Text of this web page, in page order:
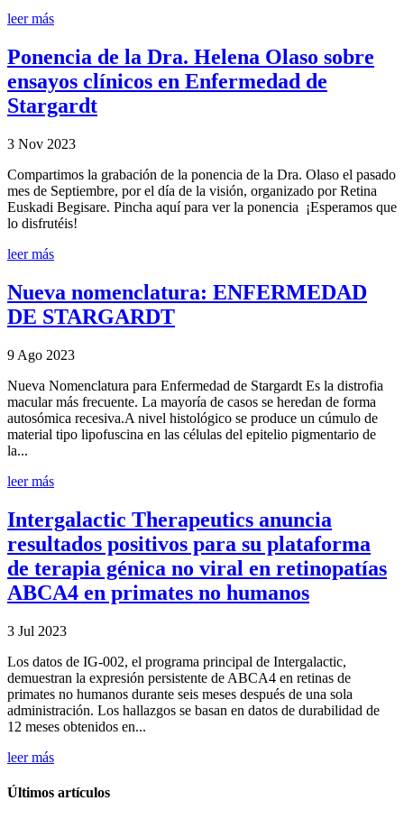
leer más
Ponencia de la Dra. Helena Olaso sobre
ensayos clínicos en Enfermedad de
Stargardt
3 Nov 2023
Compartimos la grabación de la ponencia de la Dra. Olaso el pasado
mes de Septiembre, por el día de la visión, organizado por Retina
Euskadi Begisare. Pincha aquí para ver la ponencia ¡Esperamos que
lo disfrutéis!
leer más
Nueva nomenclatura: ENFERMEDAD
DE STARGARDT
9 Ago 2023
Nueva Nomenclatura para Enfermedad de Stargardt Es la distrofia
macular más frecuente. La mayoría de casos se heredan de forma
autosómica recesiva.A nivel histológico se produce un cúmulo de
material tipo lipofuscina en las células del epitelio pigmentario de
la...
leer más
Intergalactic Therapeutics anuncia
resultados positivos para su plataforma
de terapia génica no viral en retinopatías
ABCA4 en primates no humanos
3 Jul 2023
Los datos de IG-002, el programa principal de Intergalactic,
demuestran la expresión persistente de ABCA4 en retinas de
primates no humanos durante seis meses después de una sola
administración. Los hallazgos se basan en datos de durabilidad de
12 meses obtenidos en...
leer más
Últimos artículos